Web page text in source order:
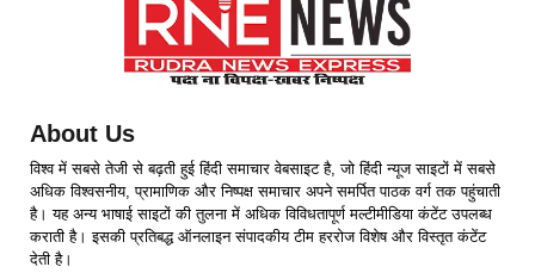
About Us
विश्व में सबसे तेजी से बढ़ती हुई हिंदी समाचार वेबसाइट है, जो हिंदी न्यूज साइटों में सबसे
अधिक विश्वसनीय, प्रामाणिक और निष्पक्ष समाचार अपने समर्पित पाठक वर्ग तक पहुंचाती
है। यह अन्य भाषाई साइटों की तुलना में अधिक विविधतापूर्ण मल्टीमीडिया कंटेंट उपलब्ध
कराती है। इसकी प्रतिबद्ध ऑनलाइन संपादकीय टीम हररोज विशेष और विस्तृत कंटेंट
देती है।